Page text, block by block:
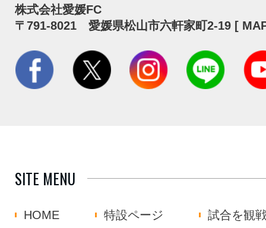
株式会社愛媛FC
〒791-8021 愛媛県松山市六軒家町2-19 [
SITE MENU
HOME 特設ページ
試合を観